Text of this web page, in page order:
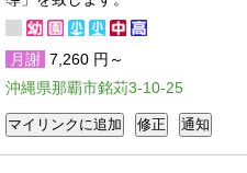
月謝 7,260 円～
沖縄県那覇市銘苅3-10-25